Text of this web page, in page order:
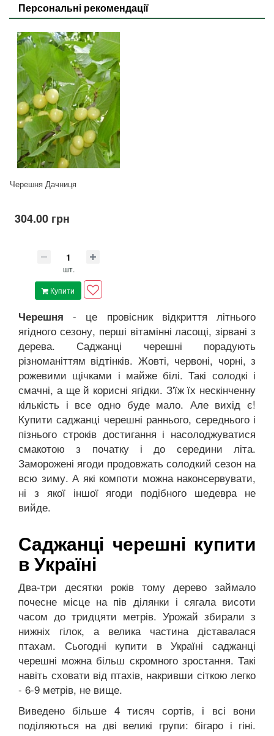
Персональні рекомендації
Черешня Дачниця
304.00 грн
шт.
Купити
Черешня - це провісник відкриття літнього
ягідного сезону, перші вітамінні ласощі, зірвані з
дерева. Саджанці черешні порадують
різноманіттям відтінків. Жовті, червоні, чорні, з
рожевими щічками і майже білі. Такі солодкі і
смачні, а ще й корисні ягідки. З'їж їх нескінченну
кількість і все одно буде мало. Але вихід є!
Купити саджанці черешні раннього, середнього і
пізнього строків достигання і насолоджуватися
смакотою з початку і до середини літа.
Заморожені ягоди продовжать солодкий сезон на
всю зиму. А які компоти можна наконсервувати,
ні з якої іншої ягоди подібного шедевра не
вийде.
Саджанці черешні купити
в Україні
Два-три десятки років тому дерево займало
почесне місце на пів ділянки і сягала висоти
часом до тридцяти метрів. Урожай збирали з
нижніх гілок, а велика частина діставалася
птахам. Сьогодні купити в Україні саджанці
черешні можна більш скромного зростання. Такі
навіть сховати від птахів, накривши сіткою легко
- 6-9 метрів, не вище.
Виведено більше 4 тисяч сортів, і всі вони
поділяються на дві великі групи: бігаро і гіні.